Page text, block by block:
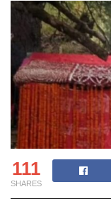
111
SHARES